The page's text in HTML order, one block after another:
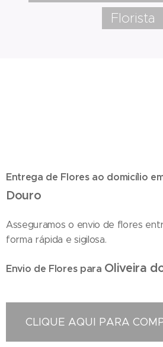
Florista
Entrega de Flores ao domicílio
Douro
Asseguramos o envio de flores
forma rápida e sigilosa.
Envio de Flores para Oliveira
CLIQUE AQUI PARA